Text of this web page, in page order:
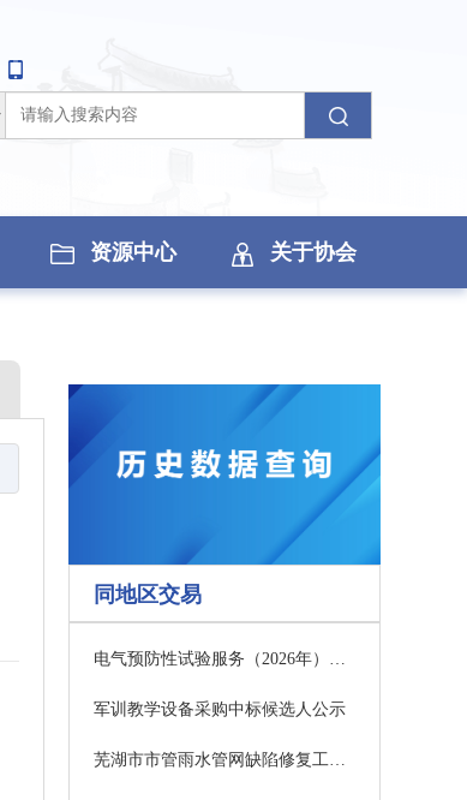
资源中心 关于协会
同地区交易
电气预防性试验服务（2026年）项目(二次）项目公告
军训教学设备采购中标候选人公示
芜湖市市管雨水管网缺陷修复工程二期项目变更增补设计竞争性磋商公告